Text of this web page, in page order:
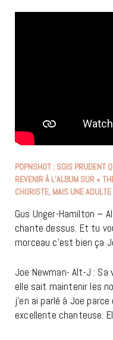
POPNSHOT : SOIS PRUDENT
REVENIR À L’ALBUM SUR «
CHORISTE, MAIS UNE
Gus Unger-Hamilton –
chante dessus. Et tu
morceau c’est bien ça
Joe Newman- Alt-J :
elle sait maintenir les
j’en ai parlé à Joe
excellente chanteuse.